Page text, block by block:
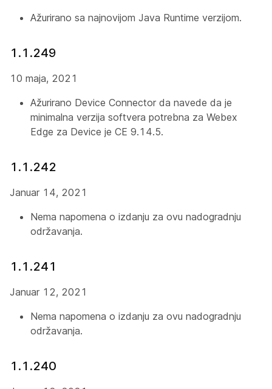
Ažurirano sa najnovijom Java Runtime verzijom.
1.1.249
10 maja, 2021
Ažurirano Device Connector da navede da je
minimalna verzija softvera potrebna za Webex
Edge za Device je CE 9.14.5.
1.1.242
Januar 14, 2021
Nema napomena o izdanju za ovu nadogradnju
održavanja.
1.1.241
Januar 12, 2021
Nema napomena o izdanju za ovu nadogradnju
održavanja.
1.1.240